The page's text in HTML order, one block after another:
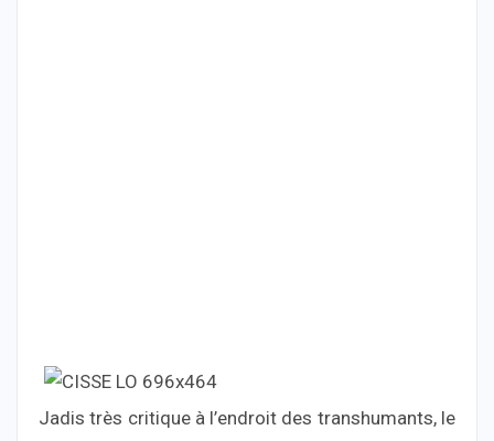
Jadis très critique à l’endroit des transhumants, le